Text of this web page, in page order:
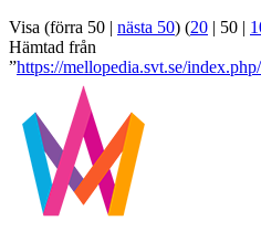
Visa (förra 50 | nästa 50) (20 | 50 |
Hämtad från
”https://mellopedia.svt.se/